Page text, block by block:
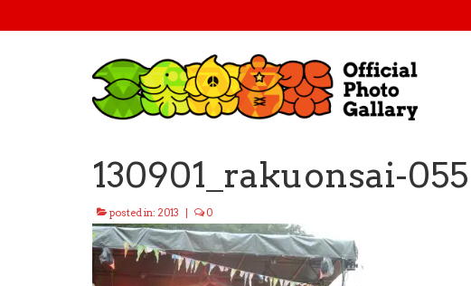
130901_rakuonsai-055
posted in: 2013 0